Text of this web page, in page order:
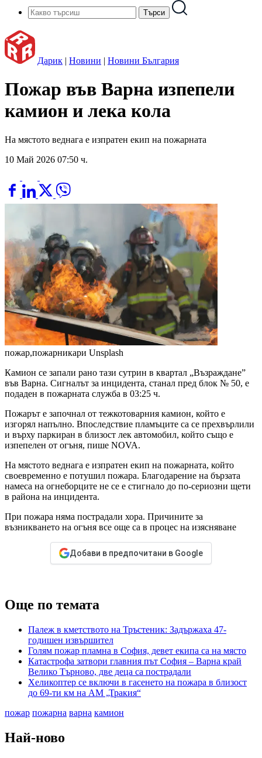
Дарик | Новини | Новини България
Пожар във Варна изпепели
камион и лека кола
На мястото веднага е изпратен екип на пожарната
10 Май 2026 07:50 ч.
пожар,пожарникари Unsplash
Камион се запали рано тази сутрин в квартал „Възраждане”
във Варна. Сигналът за инцидента, станал пред блок № 50, е
подаден в пожарната служба в 03:25 ч.
Пожарът е започнал от тежкотоварния камион, който е
изгорял напълно. Впоследствие пламъците са се прехвърлили
и върху паркиран в близост лек автомобил, който също е
изпепелен от огъня, пише NOVA.
На мястото веднага е изпратен екип на пожарната, който
своевременно е потушил пожара. Благодарение на бързата
намеса на огнеборците не се е стигнало до по-сериозни щети
в района на инцидента.
При пожара няма пострадали хора. Причините за
възникването на огъня все още са в процес на изясняване
Добави в предпочитани в Google
Още по темата
Палеж в кметството на Тръстеник: Задържаха 47-
годишен извършител
Голям пожар пламна в София, девет екипа са на място
Катастрофа затвори главния път София – Варна край
Велико Търново, две деца са пострадали
Хеликоптер се включи в гасенето на пожара в близост
до 69-ти км на АМ „Тракия“
пожар пожарна варна камион
Най-ново